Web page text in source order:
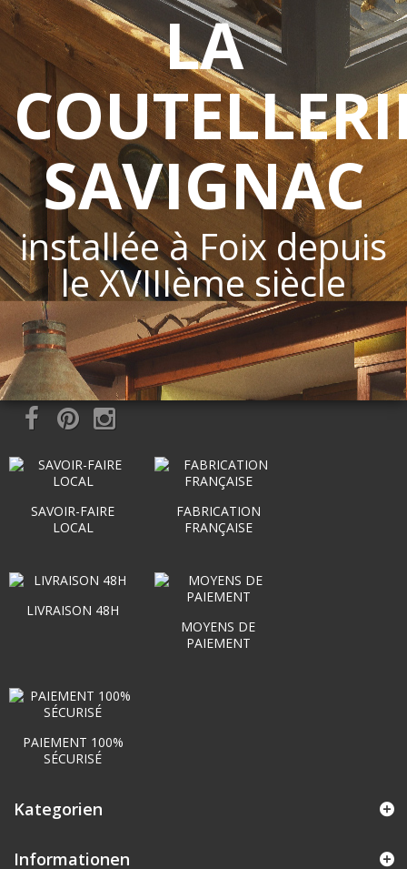
LA
SAVIGNAC
installée à Foix depuis
le XVIIIème siècle
SAVOIR-FAIRE
LOCAL
FABRICATION
FRANÇAISE
LIVRAISON 48H
MOYENS DE
PAIEMENT
PAIEMENT 100%
SÉCURISÉ
Kategorien
Informationen